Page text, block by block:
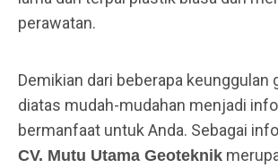
perawatan.
Demikian dari beberapa keunggulan
diatas mudah-mudahan menjadi
bermanfaat untuk Anda. Sebagai
CV. Mutu Utama Geoteknik